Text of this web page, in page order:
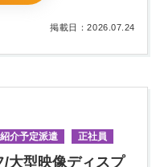
掲載日：2026.07.24
紹介予定派遣 正社員
大型映像ディスプ